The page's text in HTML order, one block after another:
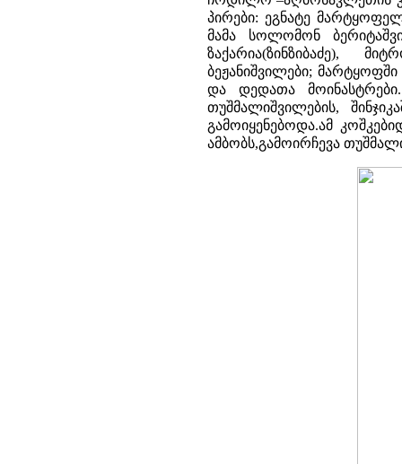
პირები: ეგნატე
მამა სოლომონ
ზაქარია(ზინზიბაძე),
ბეჟანიშვილები;
და დედათა
თუშმალიშვილების,
გამოიყენებოდა.ამ
ამბობს,გამოირჩევა